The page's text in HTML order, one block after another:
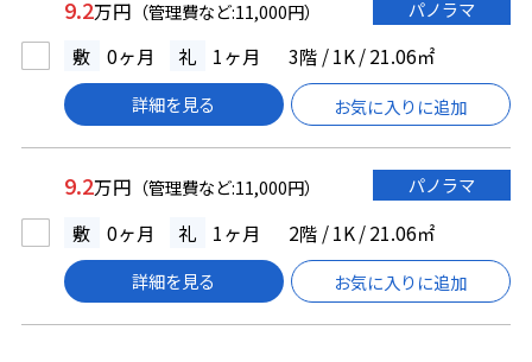
9.2万円 （管理費など:11,000円） パノラマ
敷 0ヶ月 礼 1ヶ月 3階 / 1K / 21.06㎡
詳細を見る お気に入りに追加
9.2万円 （管理費など:11,000円） パノラマ
敷 0ヶ月 礼 1ヶ月 2階 / 1K / 21.06㎡
詳細を見る お気に入りに追加